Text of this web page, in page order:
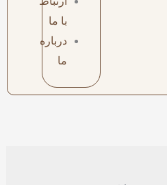
با ما
درباره